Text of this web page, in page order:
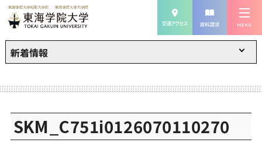
新着情報
SKM_C751i0126070110270